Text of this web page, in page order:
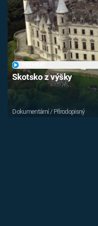
Skotsko z výšky
Dokumentární / Přírodopisný